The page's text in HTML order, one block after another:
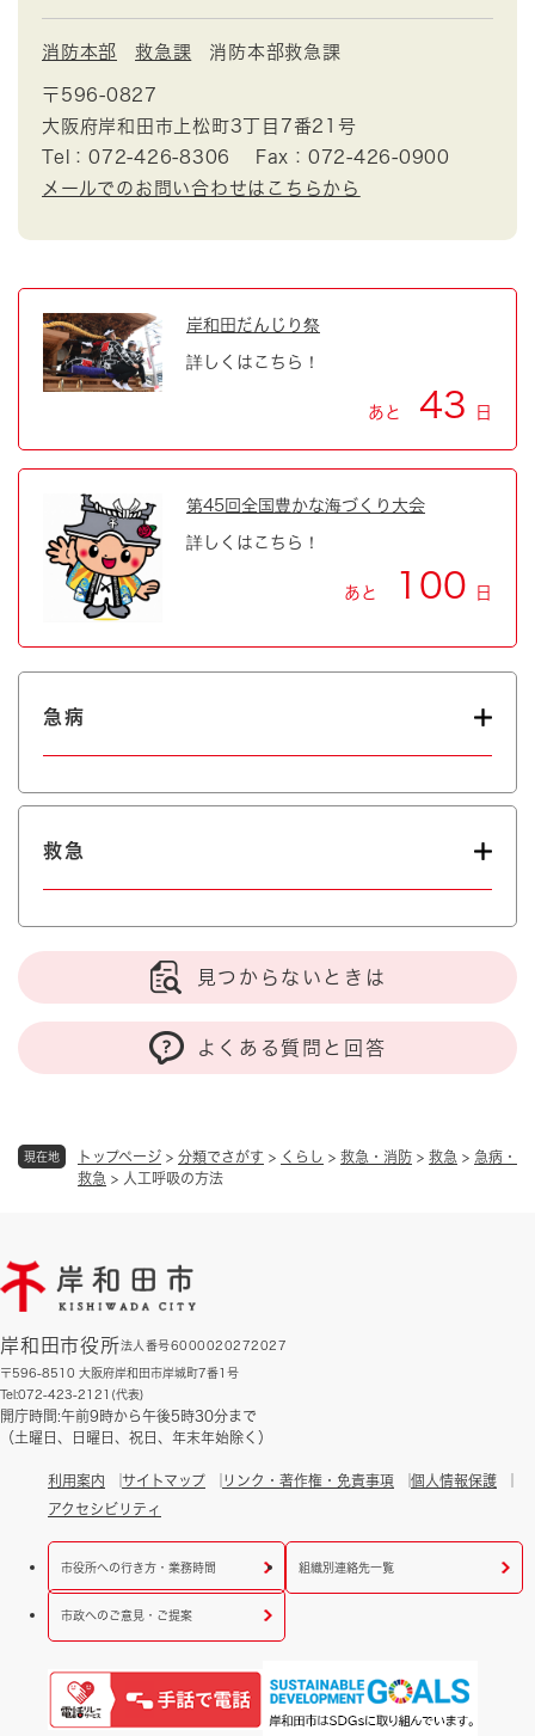
現在地 トップページ > 分類でさがす > くらし > 救急・消防 > 救急 > 急病・
救急 > 人工呼吸の方法
消防本部 救急課 消防本部救急課
〒596-0827
大阪府岸和田市上松町3丁目7番21号
Tel：072-426-8306
Fax：072-426-0900
メールでのお問い合わせはこちらから
岸和田だんじり祭
詳しくはこちら！
あと 43 日
第45回全国豊かな海づくり大会
詳しくはこちら！
あと 100 日
急病
救急
見つからないときは
よくある質問と回答
岸和田市役所法人番号6000020272027
〒596-8510 大阪府岸和田市岸城町7番1号
Tel:072-423-2121(代表)
開庁時間:午前9時から午後5時30分まで
（土曜日、日曜日、祝日、年末年始除く）
利用案内 サイトマップ リンク・著作権・免責事項
個人情報保護
アクセシビリティ
市役所への行き方・業務時間 組織別連絡先一覧
市政へのご意見・ご提案